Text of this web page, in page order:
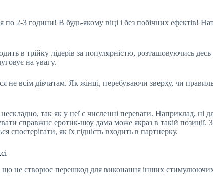
2-3 години! В будь-якому віці і без побічних ефектів!
в трійку лідерів за популярністю, розташовуючись десь
на увагу.
не всім дівчатам. Як жінці, перебуваючи зверху, чи
так як у неї є численні переваги. Наприклад, ні
справжнє еротик-шоу дама може якраз в такій позиції.
спостерігати, як їх гідність входить в партнерку.
що не створює перешкод для виконання інших